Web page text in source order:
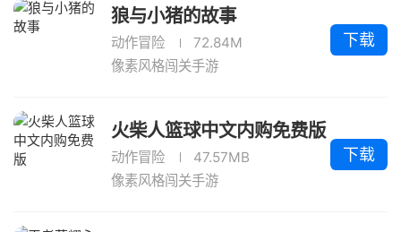
狼与小猪的故事
动作冒险
72.84M
像素风格闯关手游
下载
火柴人篮球中文内购免费版
动作冒险
47.57MB
像素风格闯关手游
下载